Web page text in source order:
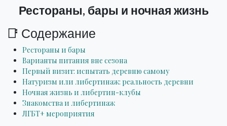
Рестораны, бары и ночная жизнь
📑 Содержание
Рестораны и бары
Варианты питания вне сезона
Первый визит: испытать деревню самому
Натуризм или либертинаж: реальность деревни
Ночная жизнь и либертин-клубы
Знакомства и либертинаж
ЛГБТ+ мероприятия